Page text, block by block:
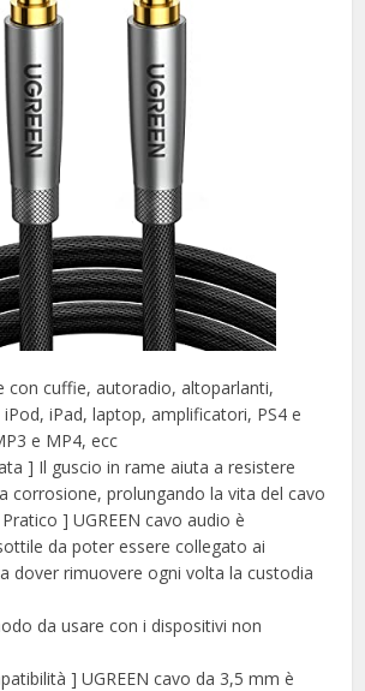
con cuffie, autoradio, altoparlanti,
iPad, laptop, amplificatori, PS4 e
e MP4, ecc
] Il guscio in rame aiuta a resistere
corrosione, prolungando la vita del cavo
] UGREEN cavo audio è
da poter essere collegato ai
dover rimuovere ogni volta la custodia
da usare con i dispositivi non
] UGREEN cavo da 3,5 mm è